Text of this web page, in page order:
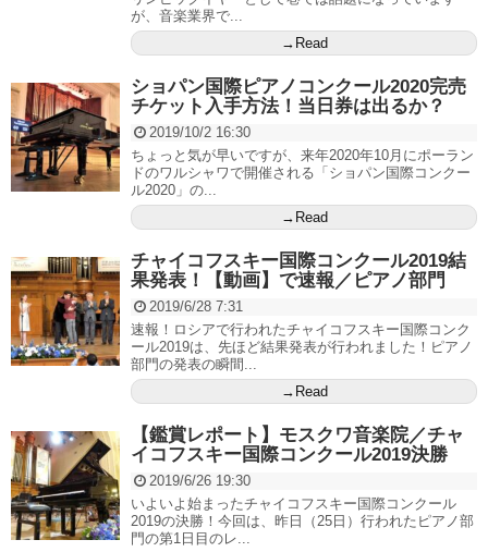
が、音楽業界で...
→Read
ショパン国際ピアノコンクール2020完売
チケット入手方法！当日券は出るか？
2019/10/2 16:30
ちょっと気が早いですが、来年2020年10月にポーラン
ドのワルシャワで開催される「ショパン国際コンクー
ル2020」の...
→Read
チャイコフスキー国際コンクール2019結
果発表！【動画】で速報／ピアノ部門
2019/6/28 7:31
速報！ロシアで行われたチャイコフスキー国際コンク
ール2019は、先ほど結果発表が行われました！ピアノ
部門の発表の瞬間...
→Read
【鑑賞レポート】モスクワ音楽院／チャ
イコフスキー国際コンクール2019決勝
2019/6/26 19:30
いよいよ始まったチャイコフスキー国際コンクール
2019の決勝！今回は、昨日（25日）行われたピアノ部
門の第1日目のレ...